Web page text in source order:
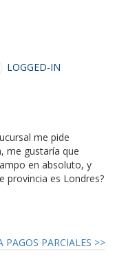
LOGGED-IN
me pide
me gustaría que
en absoluto, y
provincia es Londres?
PAGOS PARCIALES >>